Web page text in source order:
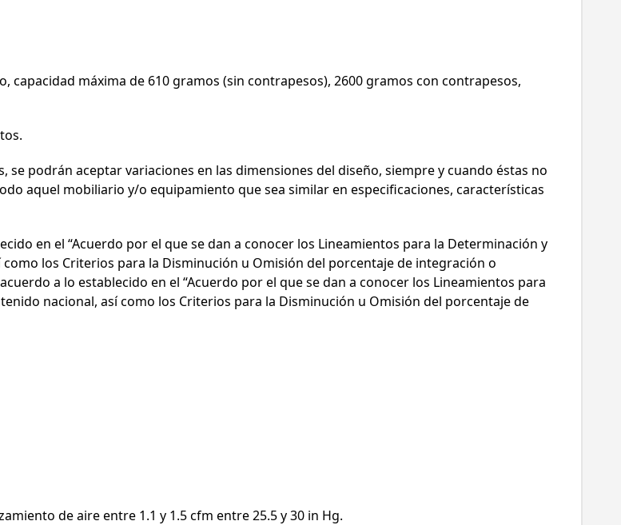
capacidad máxima de 610 gramos (sin contrapesos), 2600 gramos con contrapesos,
se podrán aceptar variaciones en las dimensiones del diseño, siempre y cuando éstas no
aquel mobiliario y/o equipamiento que sea similar en especificaciones, características
en el “Acuerdo por el que se dan a conocer los Lineamientos para la Determinación y
los Criterios para la Disminución u Omisión del porcentaje de integración o
a lo establecido en el “Acuerdo por el que se dan a conocer los Lineamientos para
nacional, así como los Criterios para la Disminución u Omisión del porcentaje de
de aire entre 1.1 y 1.5 cfm entre 25.5 y 30 in Hg.
sesión
Ciudadano Soc. Civil